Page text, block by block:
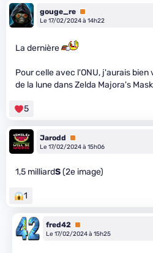
gouge_re Premium
Le 17/02/2024 à 14h22
La dernière
Pour celle avec l'ONU, j'aurais
de la lune dans Zelda Majora's
5
Jarodd
Premium
Le 17/02/2024 à 15h06
1,5 milliardS(2e image)
1
fred42 Premium
Le 17/02/2024 à 15h25